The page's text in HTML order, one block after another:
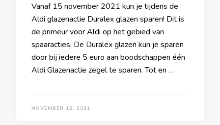
Vanaf 15 november 2021 kun je tijdens de
Aldi glazenactie Duralex glazen sparen! Dit is
de primeur voor Aldi op het gebied van
spaaracties. De Duralex glazen kun je sparen
door bij iedere 5 euro aan boodschappen één
Aldi Glazenactie zegel te sparen. Tot en …
NOVEMBER 12, 2021